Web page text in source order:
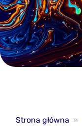
Strona główna »